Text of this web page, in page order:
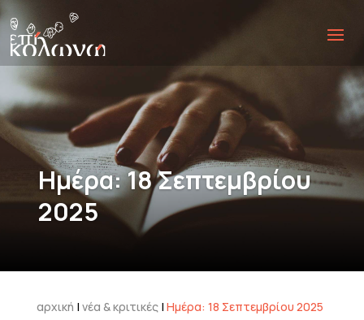
Ημέρα:18 Σεπτεμβρίου
2025
αρχική | νέα & κριτικές| Ημέρα: 18 Σεπτεμβρίου 2025